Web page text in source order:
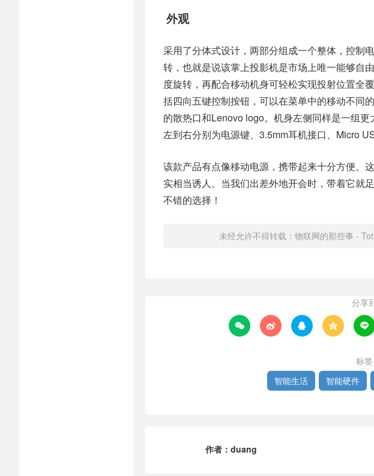
外观
采用了分体式设计，两部分组成一个整体，控制
转，也就是说该掌上投影机是市场上唯一能够自
度旋转，再配合移动机身可轻松实现投射位置全
括四向五键控制按钮，可以在菜单中的移动不同
的散热口和Lenovo logo。机身左侧同样是一组
左到右分别为电源键、3.5mm耳机接口、Micro
该款产品有点像移动电源，携带起来十分方便。
实相当诱人。当我们出差外地开会时，带着它就
不错的选择！
未经允许不得转载： 物联网的那些事 -
分享
    
标签
智能生活
智能硬件
作者： duang